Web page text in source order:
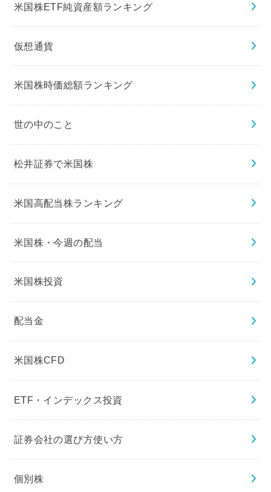
米国株ETF純資産額ランキング
仮想通貨
米国株時価総額ランキング
世の中のこと
松井証券で米国株
米国高配当株ランキング
米国株・今週の配当
米国株投資
配当金
米国株CFD
ETF・インデックス投資
証券会社の選び方使い方
個別株